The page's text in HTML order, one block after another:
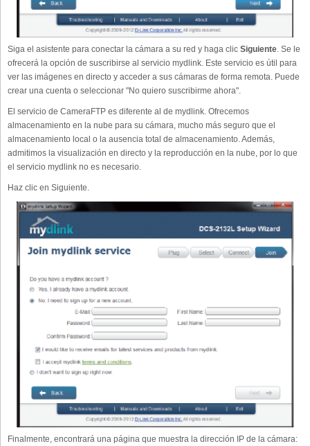
Siga el asistente para conectar la cámara a su red y haga clic Siguiente. Se le
ofrecerá la opción de suscribirse al servicio mydlink. Este servicio es útil para
ver las imágenes en directo y acceder a sus cámaras de forma remota. Puede
crear una cuenta o seleccionar "No quiero suscribirme ahora".
El servicio de CameraFTP es diferente al de mydlink. Ofrecemos
almacenamiento en la nube para su cámara, mucho más seguro que el
almacenamiento local o la ausencia total de almacenamiento. Además,
admitimos la visualización en directo y la reproducción en la nube, por lo que
el servicio mydlink no es necesario.
Haz clic en Siguiente.
Finalmente, encontrará una página que muestra la dirección IP de la cámara: